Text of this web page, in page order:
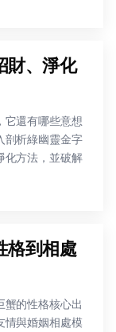
財、淨化
它還有哪些意想
剖析綠幽靈金字
化方法，並破解
格到相處
蟹的性格核心出
情與婚姻相處模